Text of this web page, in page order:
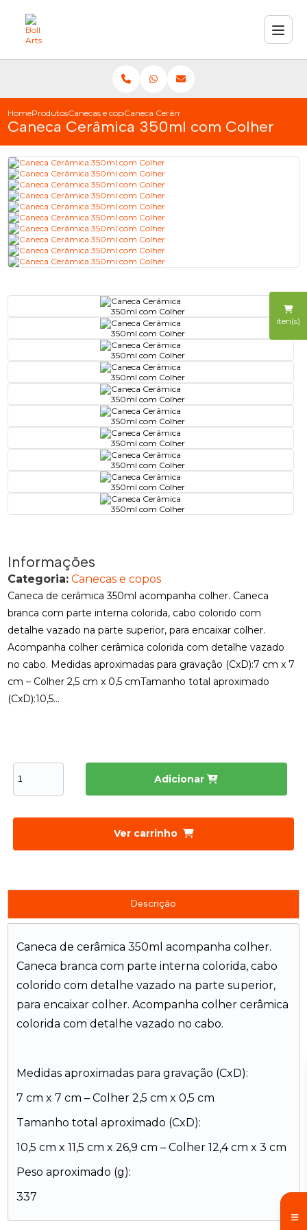
iten(s)
HomeProdutosCanecas e coposCaneca Cerâmica 350ml com Colher
Caneca Cerâmica 350ml com Colher
Informações
Categoria: Canecas e copos
Caneca de cerâmica 350ml acompanha colher. Caneca
branca com parte interna colorida, cabo colorido com
detalhe vazado na parte superior, para encaixar colher.
Acompanha colher cerâmica colorida com detalhe vazado
no cabo. Medidas aproximadas para gravação (CxD):7 cm x 7
cm – Colher 2,5 cm x 0,5 cmTamanho total aproximado
(CxD):10,5...
Adicionar
Ver carrinho
Descrição
Caneca de cerâmica 350ml acompanha colher.
Caneca branca com parte interna colorida, cabo
colorido com detalhe vazado na parte superior,
para encaixar colher. Acompanha colher cerâmica
colorida com detalhe vazado no cabo.
Medidas aproximadas para gravação (CxD):
7 cm x 7 cm – Colher 2,5 cm x 0,5 cm
Tamanho total aproximado (CxD):
10,5 cm x 11,5 cm x 26,9 cm – Colher 12,4 cm x 3 cm
Peso aproximado (g):
337